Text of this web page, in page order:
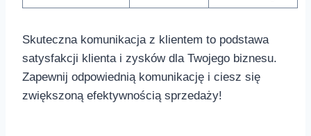
Skuteczna⁤ komunikacja z klientem to podstawa
satysfakcji klienta i zysków dla Twojego biznesu.
Zapewnij odpowiednią komunikację i ciesz się
zwiększoną efektywnością sprzedaży!